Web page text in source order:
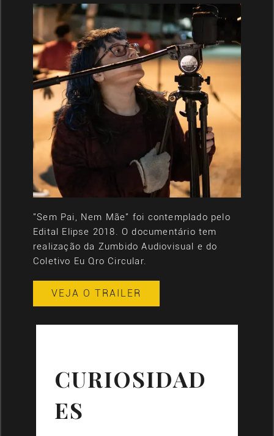
"Sem Pai, Nem Mãe" foi contemplado pelo
Edital Elipse 2018. O documentário tem
realização da Zumbido Audiovisual e do
Coletivo Eu Qro Circular.
VEJA O TRAILER
CURIOSIDAD
ES